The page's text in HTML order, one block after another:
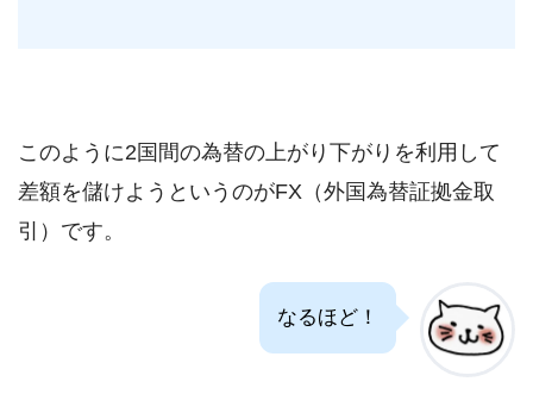
このように2国間の為替の上がり下がりを利用して
差額を儲けようというのがFX（外国為替証拠金取
引）です。
なるほど！